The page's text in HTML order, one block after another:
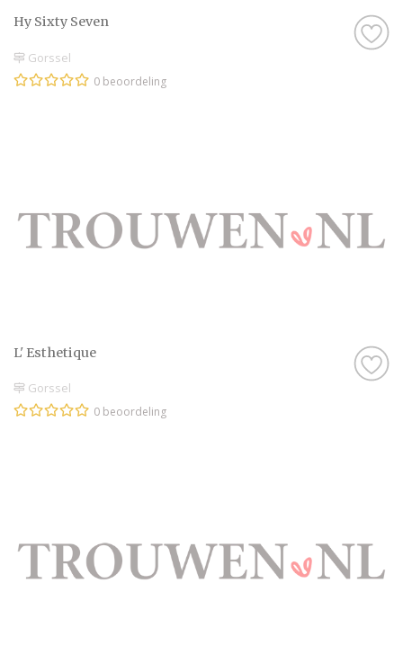
Hy Sixty Seven
Gorssel
0 beoordeling
L' Esthetique
Gorssel
0 beoordeling